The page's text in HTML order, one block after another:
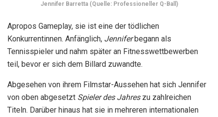
Jennifer Barretta (Quelle: Professioneller Q-Ball)
Apropos Gameplay, sie ist eine der tödlichen
Konkurrentinnen. Anfänglich, Jenniferbegann als
Tennisspieler und nahm später an Fitnesswettbewerben
teil, bevor er sich dem Billard zuwandte.
Abgesehen von ihrem Filmstar-Aussehen hat sich Jennifer
von oben abgesetzt Spieler des Jahreszu zahlreichen
Titeln. Darüber hinaus hat sie in mehreren internationalen